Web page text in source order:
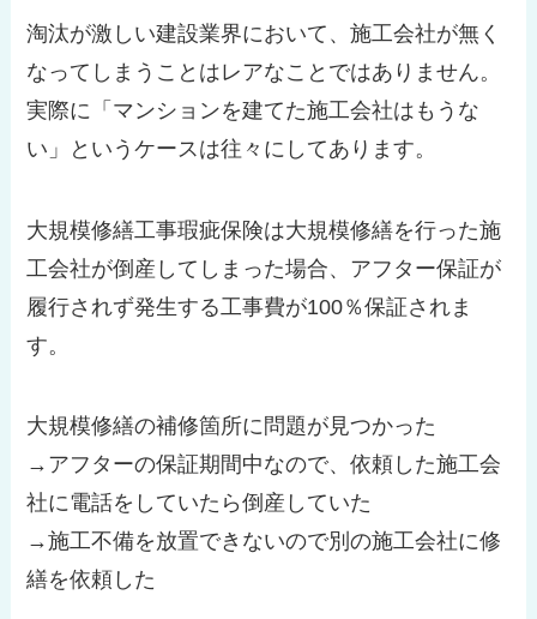
淘汰が激しい建設業界において、施工会社が無く
なってしまうことはレアなことではありません。
実際に「マンションを建てた施工会社はもうな
い」というケースは往々にしてあります。
大規模修繕工事瑕疵保険は大規模修繕を行った施
工会社が倒産してしまった場合、アフター保証が
履行されず発生する工事費が100％保証されま
す。
大規模修繕の補修箇所に問題が見つかった
→アフターの保証期間中なので、依頼した施工会
社に電話をしていたら倒産していた
→施工不備を放置できないので別の施工会社に修
繕を依頼した